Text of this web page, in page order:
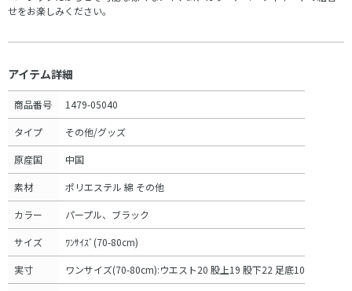
せをお楽しみください。
アイテム詳細
商品番号 1479-05040
タイプ その他/グッズ
原産国 中国
素材 ポリエステル 綿 その他
カラー パープル、ブラック
サイズ ﾜﾝｻｲｽﾞ(70-80cm)
実寸 ワンサイズ(70-80cm):ウエスト20 股上19 股下22 足底10